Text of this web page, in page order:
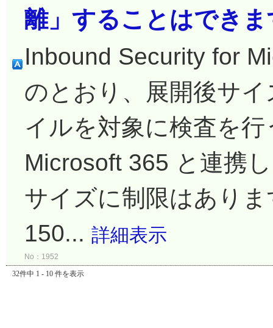
離」することはでき
Inbound Security for
のとおり、展開後サ
イルを対象に検査を
Microsoft 365 と連携
サイズに制限はあり
150... 詳細表示
No：1952
32件中 1 - 10 件を表示